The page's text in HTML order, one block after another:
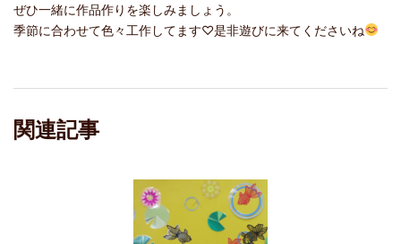
ぜひ一緒に作品作りを楽しみましょう。
季節に合わせて色々工作してます♡是非遊びに来てくださいね
関連記事